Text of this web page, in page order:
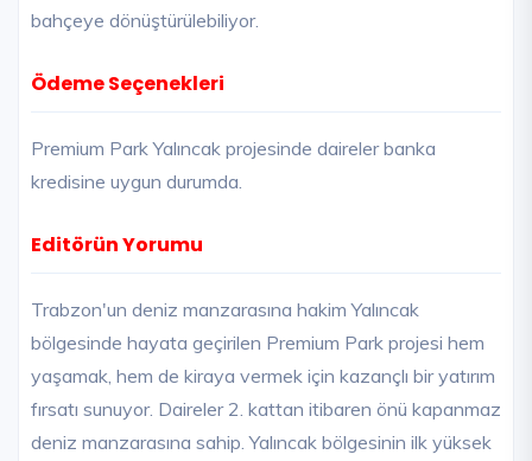
bahçeye dönüştürülebiliyor.
Ödeme Seçenekleri
Premium Park Yalıncak projesinde daireler banka
kredisine uygun durumda.
Editörün Yorumu
Trabzon'un deniz manzarasına hakim Yalıncak
bölgesinde hayata geçirilen Premium Park projesi hem
yaşamak, hem de kiraya vermek için kazançlı bir yatırım
fırsatı sunuyor. Daireler 2. kattan itibaren önü kapanmaz
deniz manzarasına sahip. Yalıncak bölgesinin ilk yüksek